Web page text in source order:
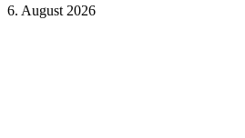
6. August 2026